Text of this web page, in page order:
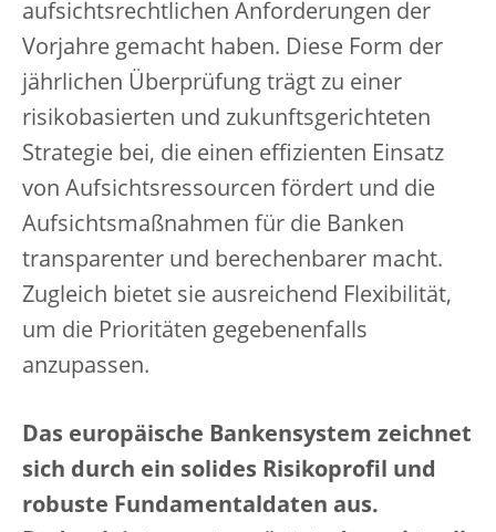
aufsichtsrechtlichen Anforderungen der
Vorjahre gemacht haben. Diese Form der
jährlichen Überprüfung trägt zu einer
risikobasierten und zukunftsgerichteten
Strategie bei, die einen effizienten Einsatz
von Aufsichtsressourcen fördert und die
Aufsichtsmaßnahmen für die Banken
transparenter und berechenbarer macht.
Zugleich bietet sie ausreichend Flexibilität,
um die Prioritäten gegebenenfalls
anzupassen.
Das europäische Bankensystem zeichnet
sich durch ein solides Risikoprofil und
robuste Fundamentaldaten aus.